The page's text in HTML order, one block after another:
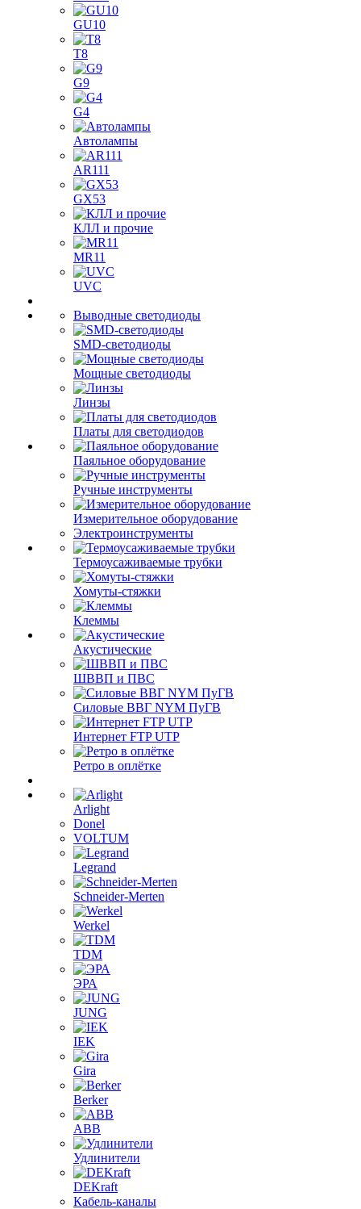
GU10
T8
G9
G4
Автолампы
AR111
GX53
КЛЛ и прочие
MR11
UVC
Выводные светодиоды
SMD-светодиоды
Мощные светодиоды
Линзы
Платы для светодиодов
Паяльное оборудование
Ручные инструменты
Измерительное оборудование
Электроинструменты
Термоусаживаемые трубки
Хомуты-стяжки
Клеммы
Акустические
ШВВП и ПВС
Силовые ВВГ NYM ПуГВ
Интернет FTP UTP
Ретро в оплётке
Arlight
Donel
VOLTUM
Legrand
Schneider-Merten
Werkel
TDM
ЭРА
JUNG
IEK
Gira
Berker
ABB
Удлинители
DEKraft
Кабель-каналы